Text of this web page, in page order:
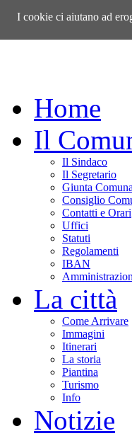
Venerdì,
Home
Il
Il Sindaco
Il Segretario
Giunta
Consiglio
Contatti e Orari
Uffici
Statuti
Regolamenti
IBAN
La città
Come Arrivare
Immagini
Itinerari
La storia
Piantina
Turismo
Info
Notizie
I cookie ci aiutano ad